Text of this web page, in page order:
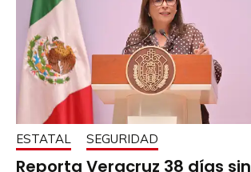
ESTATAL SEGURIDAD
Reporta Veracruz 38 días sin